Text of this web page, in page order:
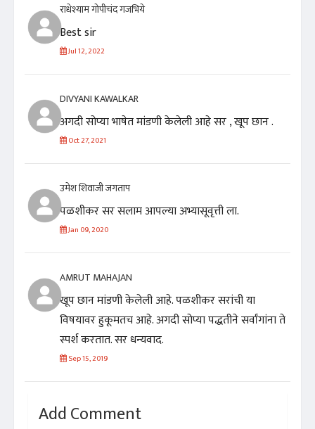
राधेश्याम गोपीचंद गजभिये
Best sir
Jul 12, 2022
DIVYANI KAWALKAR
अगदी सोप्या भाषेत मांडणी केलेली आहे सर , खूप छान .
Oct 27, 2021
उमेश शिवाजी जगताप
पळशीकर सर सलाम आपल्या अभ्यासूवृत्ती ला.
Jan 09, 2020
AMRUT MAHAJAN
खूप छान मांडणी केलेली आहे. पळशीकर सरांची या
विषयावर हुकूमतच आहे. अगदी सोप्या पद्धतीने सर्वांगांना ते
स्पर्श करतात. सर धन्यवाद.
Sep 15, 2019
Add Comment